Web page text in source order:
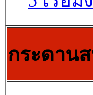
กระดาน